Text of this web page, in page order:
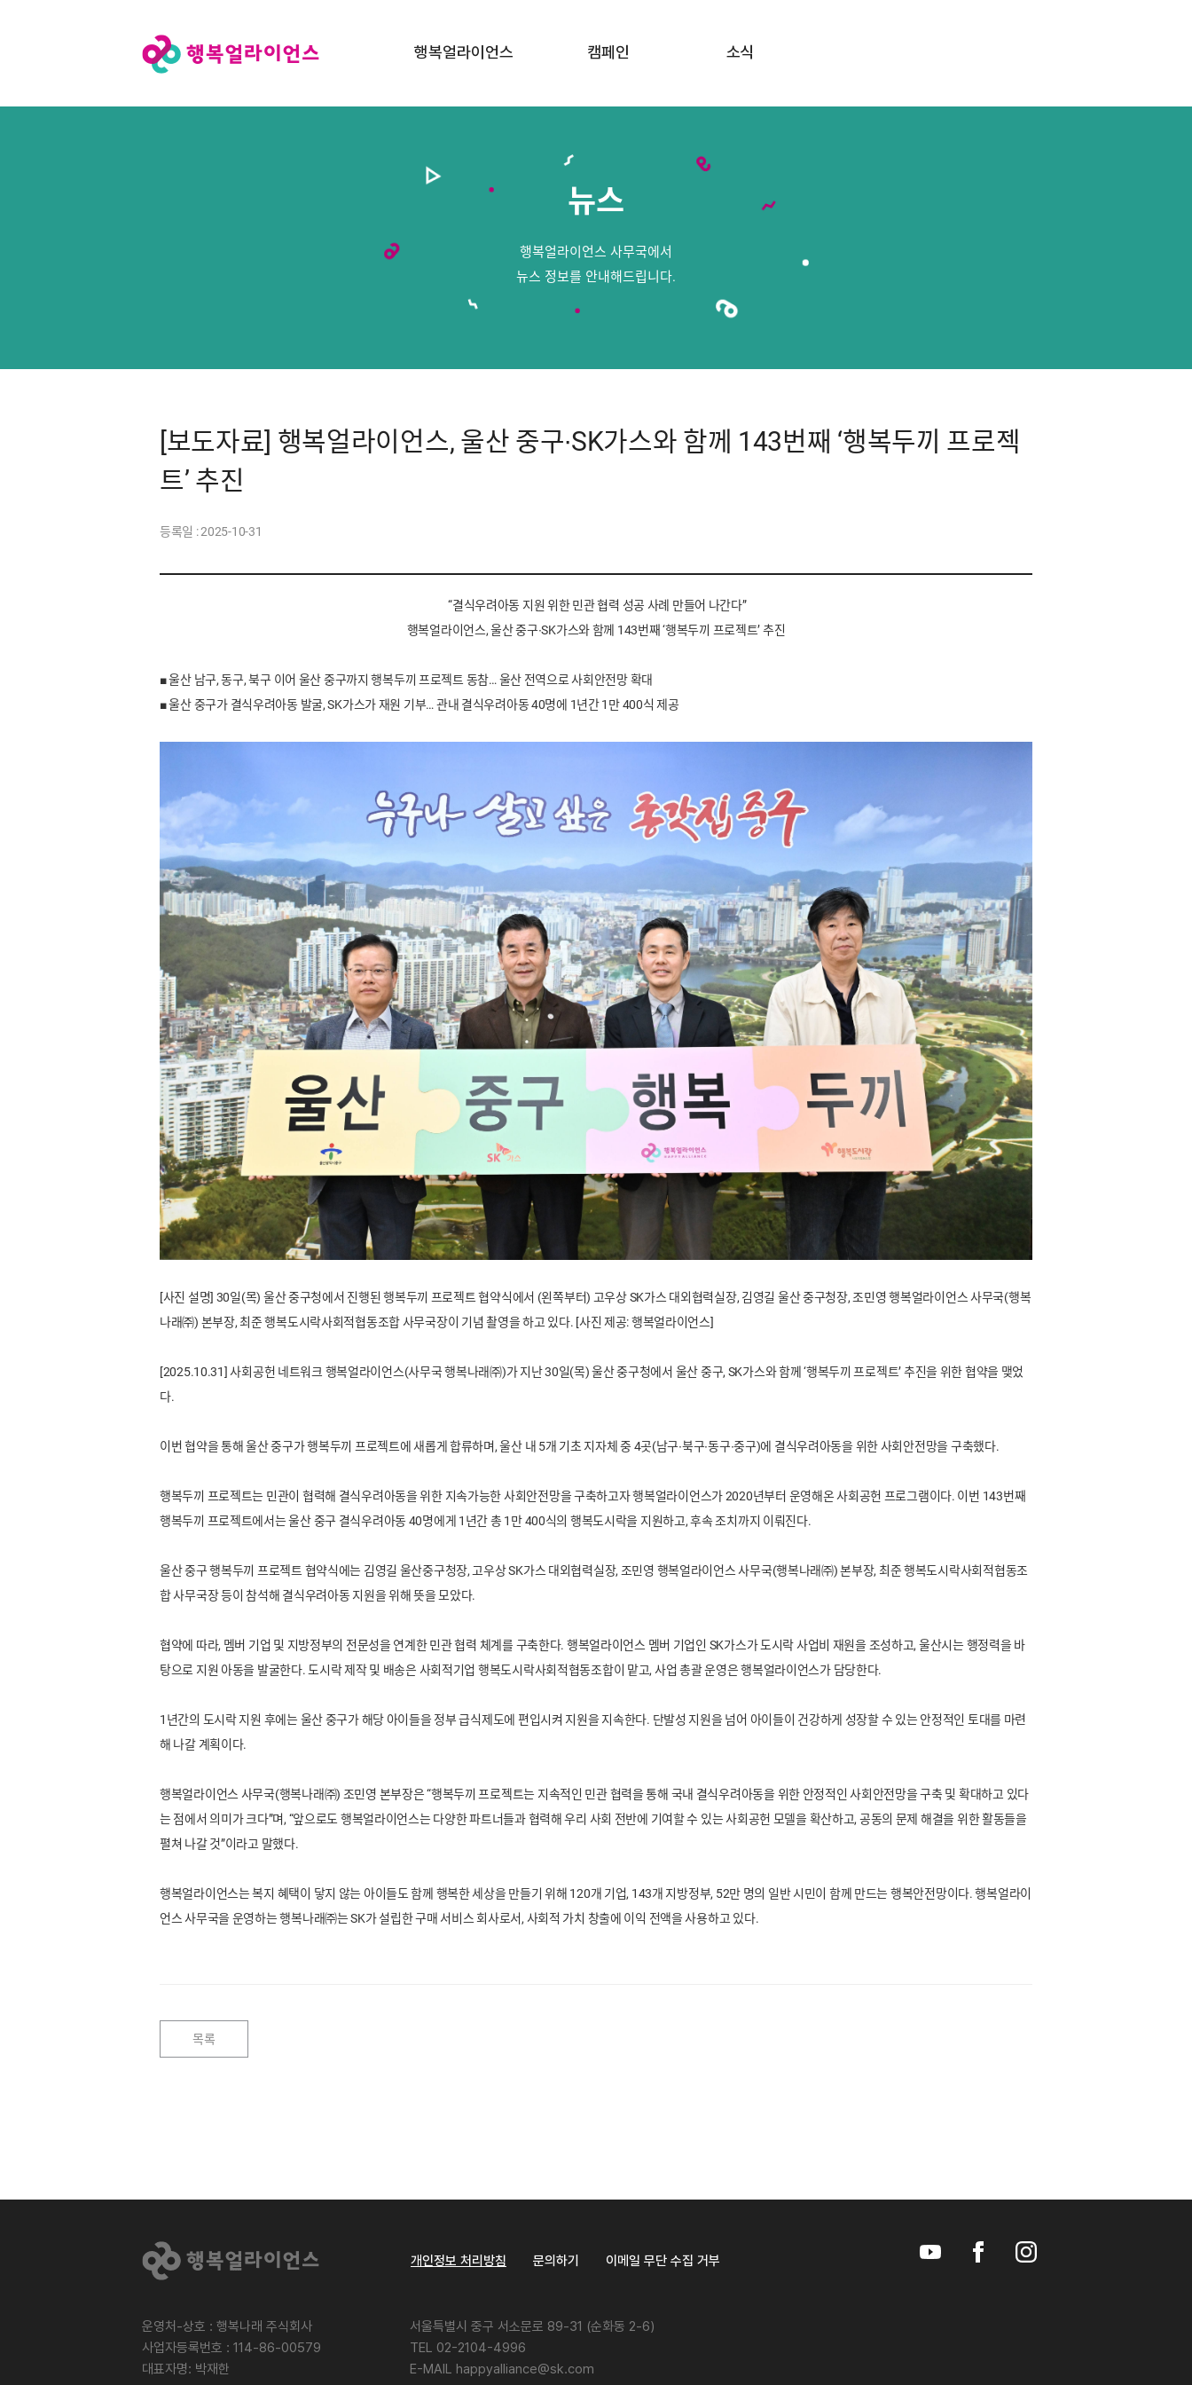
복
얼
행복얼라이언스
함께하는 기업
캠페인
행복상자 캠페인
소식
뉴스
행복얼라이언스 사무국에서
뉴스 정보를 안내해드립니다.
[보도자료] 행복얼라이언스, 울산 중구∙SK가스와 함께 143번째 ‘행복두끼 프로젝
트’ 추진
등록일 :2025-10-31
“결식우려아동 지원 위한 민관 협력 성공 사례 만들어 나간다”
행복얼라이언스, 울산 중구∙SK가스와 함께 143번째 ‘행복두끼 프로젝트’ 추진
■울산 남구, 동구, 북구 이어 울산 중구까지 행복두끼 프로젝트 동참… 울산 전역으로 사회안전망 확대
■울산 중구가 결식우려아동 발굴, SK가스가 재원 기부… 관내 결식우려아동 40명에 1년간 1만 400식 제공
[사진 설명] 30일(목) 울산 중구청에서 진행된 행복두끼 프로젝트 협약식에서 (왼쪽부터) 고우상 SK가스 대외협력실장, 김영길 울산 중구청장, 조민영 행복얼라이언스 사무국(행복
나래㈜) 본부장, 최준 행복도시락사회적협동조합 사무국장이 기념 촬영을 하고 있다. [사진 제공: 행복얼라이언스]
[2025.10.31] 사회공헌 네트워크 행복얼라이언스(사무국 행복나래㈜)가 지난 30일(목) 울산 중구청에서 울산 중구, SK가스와 함께 ‘행복두끼 프로젝트’ 추진을 위한 협약을 맺었
다.
이번 협약을 통해 울산 중구가 행복두끼 프로젝트에 새롭게 합류하며, 울산 내 5개 기초 지자체 중 4곳(남구∙북구∙동구∙중구)에 결식우려아동을 위한 사회안전망을 구축했다.
행복두끼 프로젝트는 민관이 협력해 결식우려아동을 위한 지속가능한 사회안전망을 구축하고자 행복얼라이언스가 2020년부터 운영해온 사회공헌 프로그램이다. 이번 143번째
행복두끼 프로젝트에서는 울산 중구 결식우려아동 40명에게 1년간 총 1만 400식의 행복도시락을 지원하고, 후속 조치까지 이뤄진다.
울산 중구 행복두끼 프로젝트 협약식에는 김영길 울산중구청장, 고우상 SK가스 대외협력실장, 조민영 행복얼라이언스 사무국(행복나래㈜) 본부장, 최준 행복도시락사회적협동조
합 사무국장 등이 참석해 결식우려아동 지원을 위해 뜻을 모았다.
협약에 따라, 멤버 기업 및 지방정부의 전문성을 연계한 민관 협력 체계를 구축한다. 행복얼라이언스 멤버 기업인 SK가스가 도시락 사업비 재원을 조성하고, 울산시는 행정력을 바
탕으로 지원 아동을 발굴한다. 도시락 제작 및 배송은 사회적기업 행복도시락사회적협동조합이 맡고, 사업 총괄 운영은 행복얼라이언스가 담당한다.
1년간의 도시락 지원 후에는 울산 중구가 해당 아이들을 정부 급식제도에 편입시켜 지원을 지속한다. 단발성 지원을 넘어 아이들이 건강하게 성장할 수 있는 안정적인 토대를 마련
해 나갈 계획이다.
행복얼라이언스 사무국(행복나래㈜) 조민영 본부장은 “행복두끼 프로젝트는 지속적인 민관 협력을 통해 국내 결식우려아동을 위한 안정적인 사회안전망을 구축 및 확대하고 있다
는 점에서 의미가 크다”며, “앞으로도 행복얼라이언스는 다양한 파트너들과 협력해 우리 사회 전반에 기여할 수 있는 사회공헌 모델을 확산하고, 공동의 문제 해결을 위한 활동들을
펼쳐 나갈 것”이라고 말했다.
행복얼라이언스는 복지 혜택이 닿지 않는 아이들도 함께 행복한 세상을 만들기 위해 120개 기업, 143개 지방정부, 52만 명의 일반 시민이 함께 만드는 행복안전망이다. 행복얼라이
언스 사무국을 운영하는 행복나래㈜는 SK가 설립한 구매 서비스 회사로서, 사회적 가치 창출에 이익 전액을 사용하고 있다.
목록
개인정보 처리방침 문의하기 이메일 무단 수집 거부
운영처-상호 : 행복나래 주식회사
사업자등록번호 : 114-86-00579
대표자명: 박재한
서울특별시 중구 서소문로 89-31 (순화동 2-6)
TEL 02-2104-4996
E-MAIL happyalliance@sk.com